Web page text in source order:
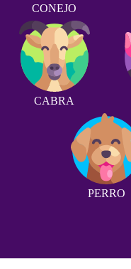
CONEJO
CABRA
PERRO